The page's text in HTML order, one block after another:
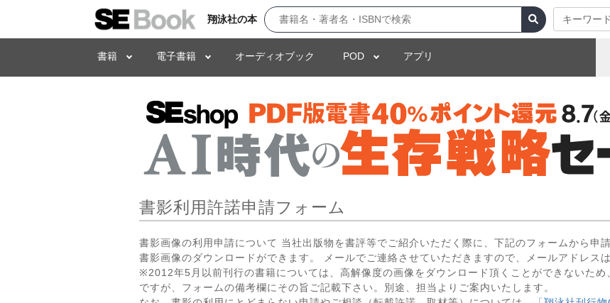
翔泳社の本 キーワー
書籍 電子書籍 オーディオブック POD アプリ
書影利用許諾申請フォーム
書影画像の利用申請について 当社出版物を書評等でご紹介いただく際に、下記のフォームから申
書影画像のダウンロードができます。 メールでご連絡させていただきますので、メールアドレス
※2012年5月以前刊行の書籍については、高解像度の画像をダウンロード頂くことができないた
ですが、フォームの備考欄にその旨ご記載下さい。別途、担当よりご案内いたします。